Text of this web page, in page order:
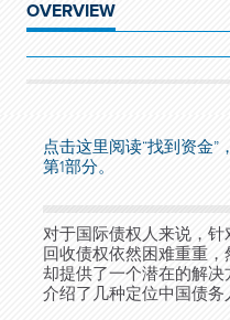
OVERVIEW
点击这里阅读“找到资金”
第1部分。
对于国际债权人来说，
回收债权依然困难重重
却提供了一个潜在的解决
介绍了几种定位中国债务